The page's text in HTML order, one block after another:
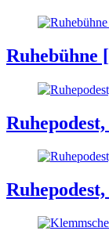
Ruhebühne